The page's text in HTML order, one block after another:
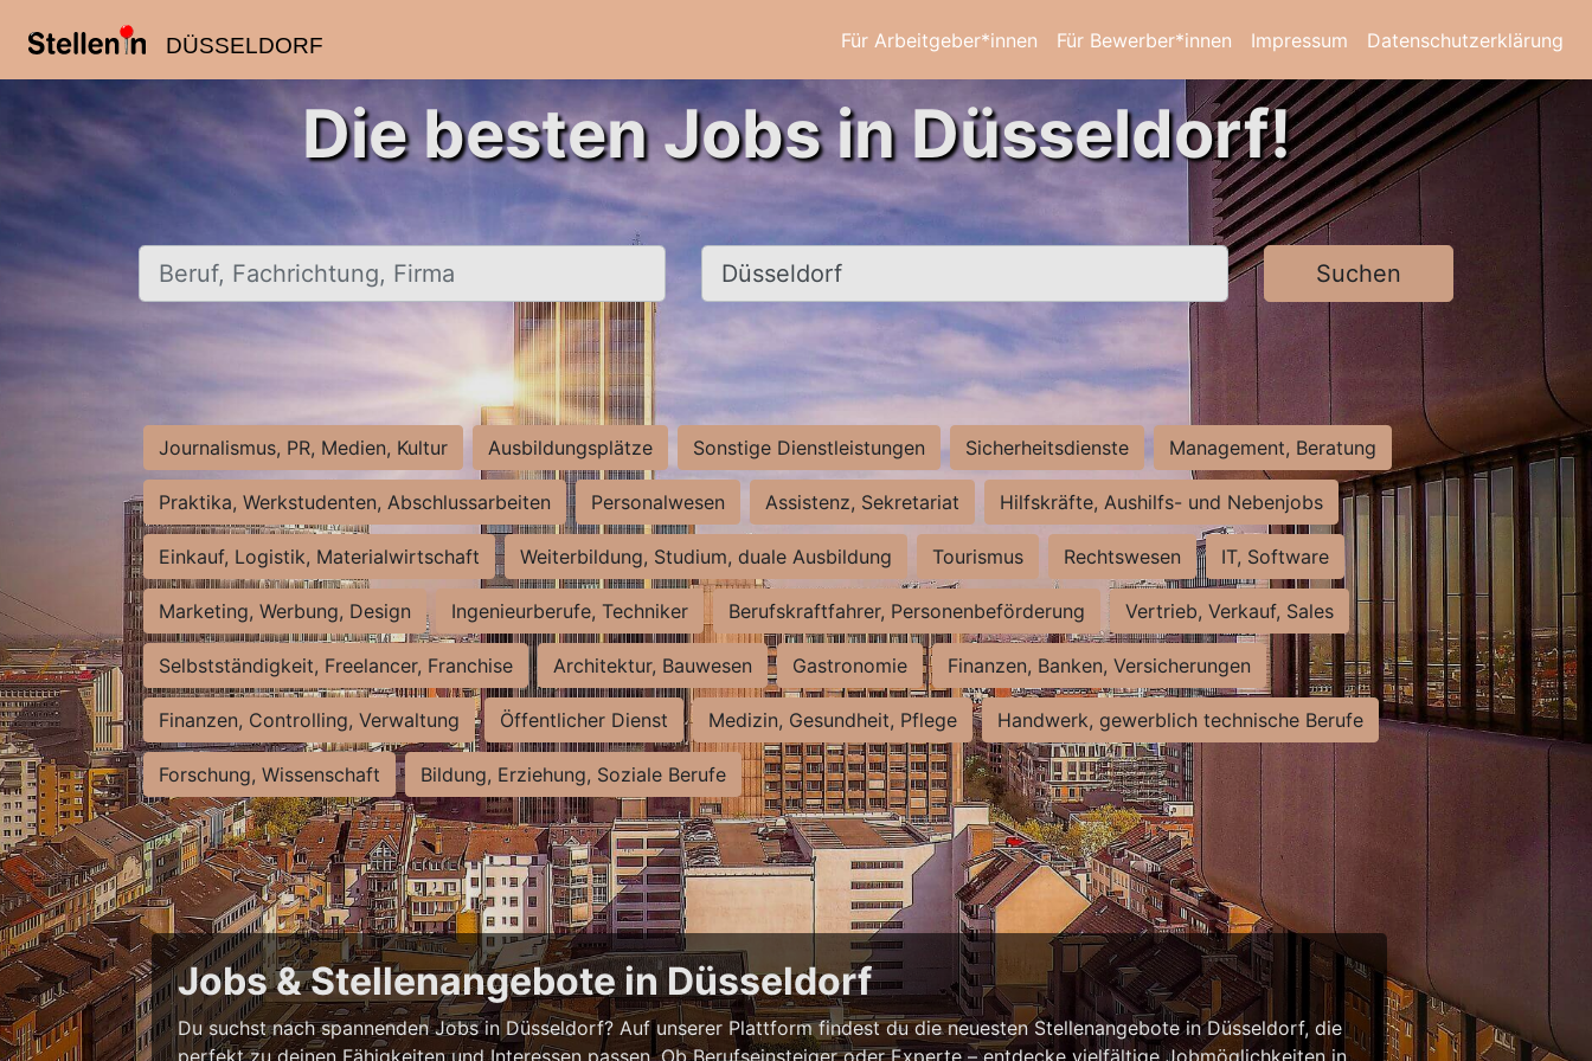
DÜSSELDORF Für Arbeitgeber*innen Für Bewerber*innen Impressum Datenschutzerklärung
Die besten Jobs in Düsseldorf!
Beruf, Fachrichtung, Firma Ort, Stadt Suchen
Journalismus, PR, Medien, Kultur Ausbildungsplätze Sonstige Dienstleistungen Sicherheitsdienste Management, Beratung
Praktika, Werkstudenten, Abschlussarbeiten Personalwesen Assistenz, Sekretariat Hilfskräfte, Aushilfs- und Nebenjobs
Einkauf, Logistik, Materialwirtschaft Weiterbildung, Studium, duale Ausbildung Tourismus Rechtswesen IT, Software
Marketing, Werbung, Design Ingenieurberufe, Techniker Berufskraftfahrer, Personenbeförderung Vertrieb, Verkauf, Sales
Selbstständigkeit, Freelancer, Franchise Architektur, Bauwesen Gastronomie Finanzen, Banken, Versicherungen
Finanzen, Controlling, Verwaltung Öffentlicher Dienst Medizin, Gesundheit, Pflege Handwerk, gewerblich technische Berufe
Forschung, Wissenschaft Bildung, Erziehung, Soziale Berufe
Jobs & Stellenangebote in Düsseldorf
Du suchst nach spannenden Jobs in Düsseldorf? Auf unserer Plattform findest du die neuesten Stellenangebote in Düsseldorf, die